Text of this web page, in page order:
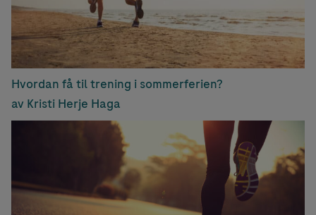
Hvordan få til trening i sommerferien?
av Kristi Herje Haga